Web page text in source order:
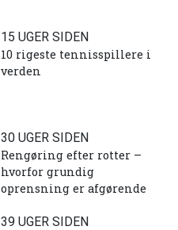
15 UGER SIDEN
10 rigeste tennisspillere i
verden
30 UGER SIDEN
Rengøring efter rotter –
hvorfor grundig
oprensning er afgørende
39 UGER SIDEN